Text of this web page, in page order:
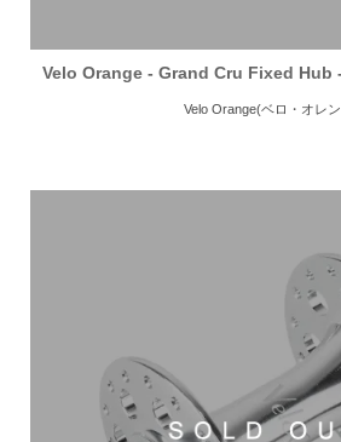
Velo Orange - Grand Cru Fixed Hub
Velo Orange(ベロ・オレ